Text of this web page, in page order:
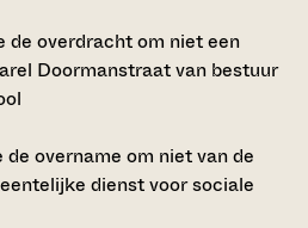
de overdracht om niet een
Doormanstraat van bestuur
overname om niet van de
dienst voor sociale